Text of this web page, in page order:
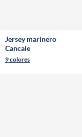
Jersey marinero
Cancale
9 colores